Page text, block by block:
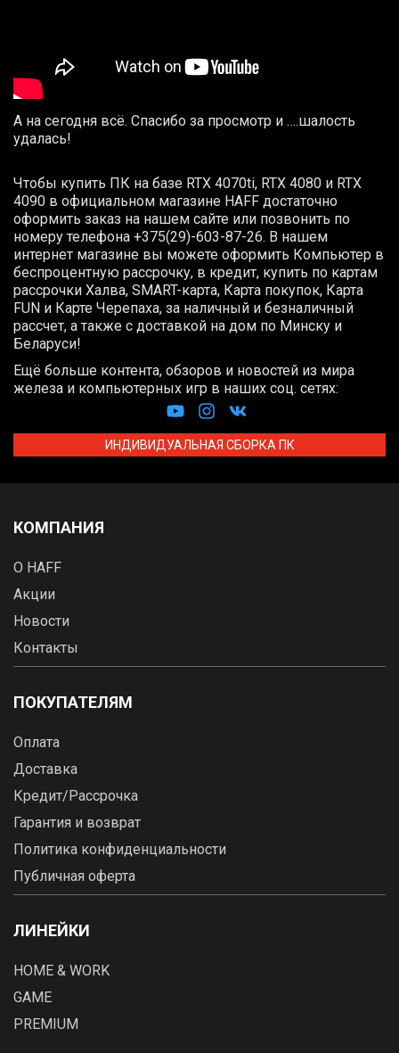
А на сегодня всё. Спасибо за просмотр и ….шалость
удалась!
Чтобы купить ПК на базе RTX 4070ti, RTX 4080 и RTX
4090 в официальном магазине HAFF достаточно
оформить заказ на нашем сайте или позвонить по
номеру телефона +375(29)-603-87-26. В нашем
интернет магазине вы можете оформить Компьютер в
беспроцентную рассрочку, в кредит, купить по картам
рассрочки Халва, SMART-карта, Карта покупок, Карта
FUN и Карте Черепаха, за наличный и безналичный
рассчет, а также с доставкой на дом по Минску и
Беларуси!
Ещё больше контента, обзоров и новостей из мира
железа и компьютерных игр в наших соц. сетях:
ИНДИВИДУАЛЬНАЯ СБОРКА ПК
КОМПАНИЯ
О HAFF
Акции
Новости
Контакты
ПОКУПАТЕЛЯМ
Оплата
Доставка
Кредит/Рассрочка
Гарантия и возврат
Политика конфиденциальности
Публичная оферта
ЛИНЕЙКИ
HOME & WORK
GAME
PREMIUM